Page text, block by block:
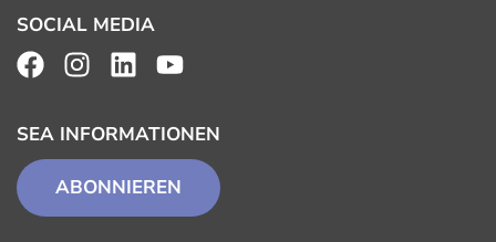
SOCIAL MEDIA
SEA INFORMATIONEN
ABONNIEREN